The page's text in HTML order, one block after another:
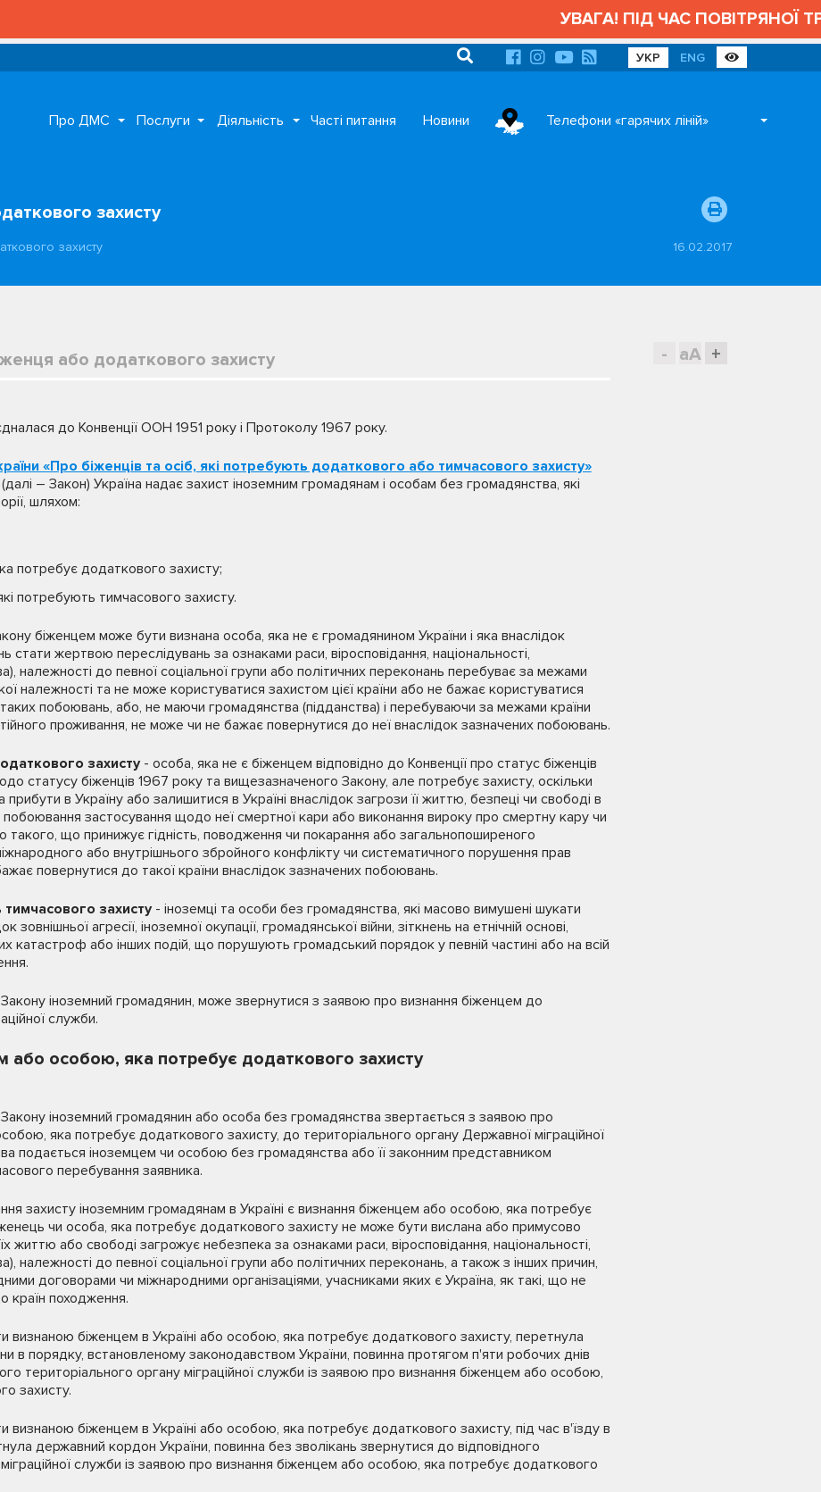
УВАГА! ПІД ЧАС ПОВІТРЯНОЇ
УКР ENG
Про ДМС Послуги Діяльність Часті питання Новини Телефони «гарячих ліній»
захисту
захисту 16.02.2017
- aA +
або додаткового захисту
до Конвенції ООН 1951 року і Протоколу 1967 року.
«Про біженців та осіб, які потребують додаткового або тимчасового захисту»
– Закон) Україна надає захист іноземним громадянам і особам без громадянства, які
шляхом:
потребує додаткового захисту;
потребують тимчасового захисту.
біженцем може бути визнана особа, яка не є громадянином України і яка внаслідок
стати жертвою переслідувань за ознаками раси, віросповідання, національності,
належності до певної соціальної групи або політичних переконань перебуває за межами
належності та не може користуватися захистом цієї країни або не бажає користуватися
побоювань, або, не маючи громадянства (підданства) і перебуваючи за межами країни
проживання, не може чи не бажає повернутися до неї внаслідок зазначених побоювань.
захисту - особа, яка не є біженцем відповідно до Конвенції про статус біженців
статусу біженців 1967 року та вищезазначеного Закону, але потребує захисту, оскільки
в Україну або залишитися в Україні внаслідок загрози її життю, безпеці чи свободі в
побоювання застосування щодо неї смертної кари або виконання вироку про смертну кару чи
що принижує гідність, поводження чи покарання або загальнопоширеного
або внутрішнього збройного конфлікту чи систематичного порушення прав
повернутися до такої країни внаслідок зазначених побоювань.
захисту- іноземці та особи без громадянства, які масово вимушені шукати
зовнішньої агресії, іноземної окупації, громадянської війни, зіткнень на етнічній основі,
катастроф або інших подій, що порушують громадський порядок у певній частині або на всій
іноземний громадянин, може звернутися з заявою про визнання біженцем до
служби.
або особою, яка потребує додаткового захисту
іноземний громадянин або особа без громадянства звертається з заявою про
яка потребує додаткового захисту, до територіального органу Державної міграційної
подається іноземцем чи особою без громадянства або її законним представником
перебування заявника.
захисту іноземним громадянам в Україні є визнання біженцем або особою, яка потребує
чи особа, яка потребує додаткового захисту не може бути вислана або примусово
життю або свободі загрожує небезпека за ознаками раси, віросповідання, національності,
належності до певної соціальної групи або політичних переконань, а також з інших причин,
договорами чи міжнародними організаціями, учасниками яких є Україна, як такі, що не
країн походження.
визнаною біженцем в Україні або особою, яка потребує додаткового захисту, перетнула
в порядку, встановленому законодавством України, повинна протягом п'яти робочих днів
територіального органу міграційної служби із заявою про визнання біженцем або особою,
захисту.
визнаною біженцем в Україні або особою, яка потребує додаткового захисту, під час в'їзду в
державний кордон України, повинна без зволікань звернутися до відповідного
служби із заявою про визнання біженцем або особою, яка потребує додаткового